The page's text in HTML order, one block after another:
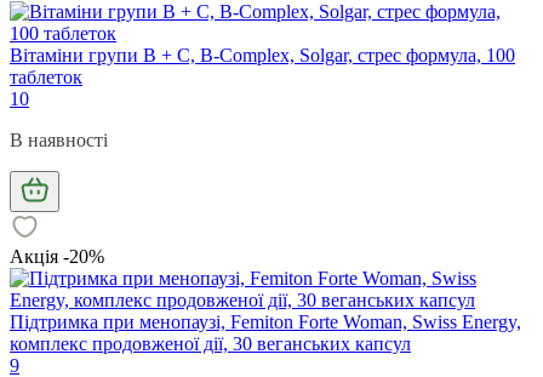
Вітаміни групи В + С, B-Complex, Solgar, стрес формула, 100
таблеток
10
В наявності
Акція -20%
Підтримка при менопаузі, Femiton Forte Woman, Swiss Energy,
комплекс продовженої дії, 30 веганських капсул
9